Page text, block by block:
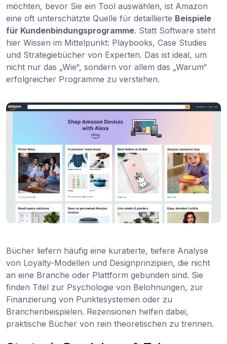
möchten, bevor Sie ein Tool auswählen, ist Amazon
eine oft unterschätzte Quelle für detaillierte Beispiele
für Kundenbindungsprogramme. Statt Software steht
hier Wissen im Mittelpunkt: Playbooks, Case Studies
und Strategiebücher von Experten. Das ist ideal, um
nicht nur das „Wie“, sondern vor allem das „Warum“
erfolgreicher Programme zu verstehen.
Bücher liefern häufig eine kuratierte, tiefere Analyse
von Loyalty-Modellen und Designprinzipien, die nicht
an eine Branche oder Plattform gebunden sind. Sie
finden Titel zur Psychologie von Belohnungen, zur
Finanzierung von Punktesystemen oder zu
Branchenbeispielen. Rezensionen helfen dabei,
praktische Bücher von rein theoretischen zu trennen.